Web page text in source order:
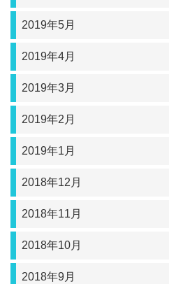
2019年5月
2019年4月
2019年3月
2019年2月
2019年1月
2018年12月
2018年11月
2018年10月
2018年9月